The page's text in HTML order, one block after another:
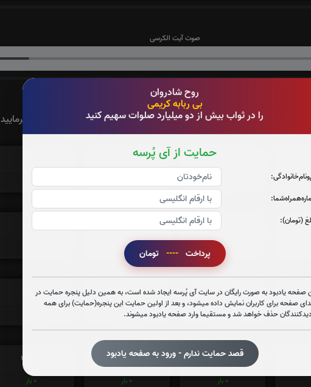
روح شادروان
بی ربابه کریمی
را در ثواب بیش از دو میلیارد صلوات سهیم کنید
حمایت از آی پُرسه
(تومان):
پرداخت ---- تومان
صفحه یادبود به صورت رایگان در سایت آی پُرسه ایجاد شده است، به همین دلیل پنجره حمایت در
صفحه برای کاربران نمایش داده میشود، و بعد از اولین حمایت این پنجره(حمایت) برای همه
حذف خواهد شد و مستقیما وارد صفحه یادبود میشوند.
قصد حمایت ندارم - ورود به صفحه یادبود
صوت آیت الکرسی
تعداد دفعات ختم قران:
در ختم قرآن کریم پیشنهاد میشود حضرتعالی جزء شماره
را قرائت بفرمایید
بار
جزء 4
جزء 9
0بار بار
جزء 11
جزء 15
0بار
جزء 16
0بار
جزء 17
جزء 21
0 بار
جزء 22
0 بار
0 بار